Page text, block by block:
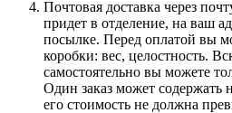
Почтовая доставка через
придет в отделение, на ваш
посылке. Перед оплатой вы
коробки: вес, целостность.
самостоятельно вы можете
Один заказ может содержать
его стоимость не должна